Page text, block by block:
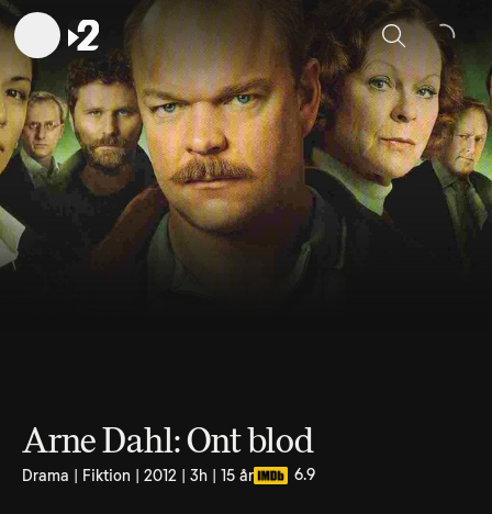
Sök
Arne Dahl: Ont blod
Drama | Fiktion | 2012 | 3h | 15 år 6.9